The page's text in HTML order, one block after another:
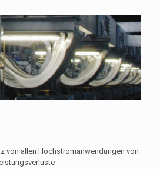
von allen Hochstromanwendungen von